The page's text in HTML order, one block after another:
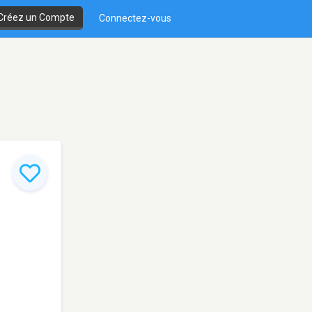
un Compte Connectez-vous